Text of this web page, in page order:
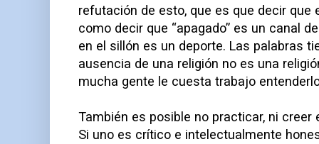
refutación de esto, que es que decir que
como decir que “apagado” es un canal
en el sillón es un deporte. Las palabras
ausencia de una religión no es una
mucha gente le cuesta trabajo
También es posible no practicar, ni creer
Si uno es crítico e intelectualmente